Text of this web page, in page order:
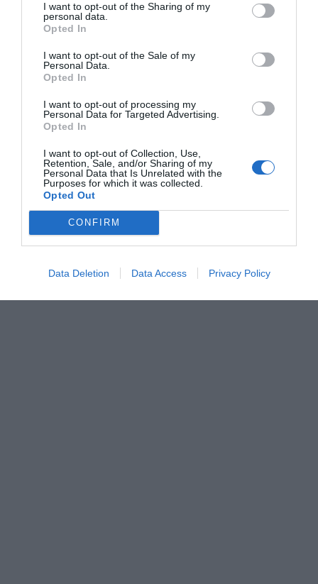
I want to opt-out of the Sharing of my
personal data.
Opted In
I want to opt-out of the Sale of my
Personal Data.
Opted In
I want to opt-out of processing my
Personal Data for Targeted Advertising.
Opted In
I want to opt-out of Collection, Use,
Retention, Sale, and/or Sharing of my
Personal Data that Is Unrelated with the
Purposes for which it was collected.
Opted Out
CONFIRM
Data Deletion Data Access Privacy Policy